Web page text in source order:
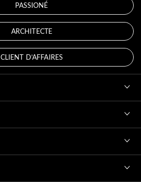
PASSIONÉ
ARCHITECTE
CLIENT D’AFFAIRES